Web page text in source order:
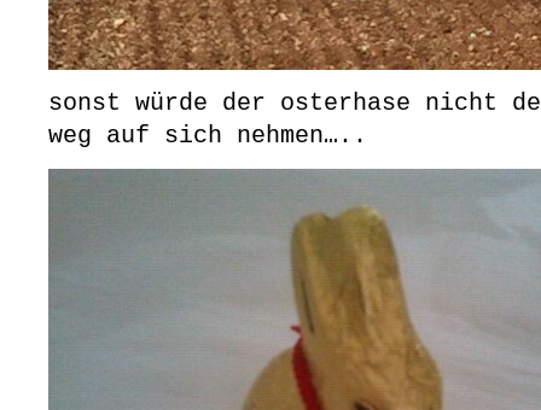
sonst würde der osterhase nicht
weg auf sich nehmen…..